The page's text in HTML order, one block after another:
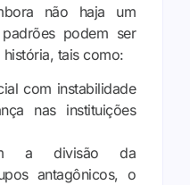
não haja um
podem ser
tais como:
com instabilidade
nas instituições
a divisão da
antagônicos, o